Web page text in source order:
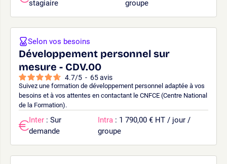
stagiaire
groupe
Développement personnel sur
mesure - CDV.00
4.7/5 - 65avis
Suivez une formation de développement personnel adaptée à vos
besoins et à vos attentes en contactant le CNFCE (Centre National
de la Formation).
Selon vos besoins
Inter : Sur
demande
Intra : 1 790,00 € HT / jour /
groupe